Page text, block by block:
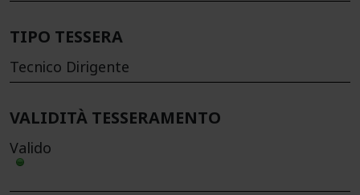
TIPO TESSERA
Tecnico Dirigente
VALIDITÀ TESSERAMENTO
Valido